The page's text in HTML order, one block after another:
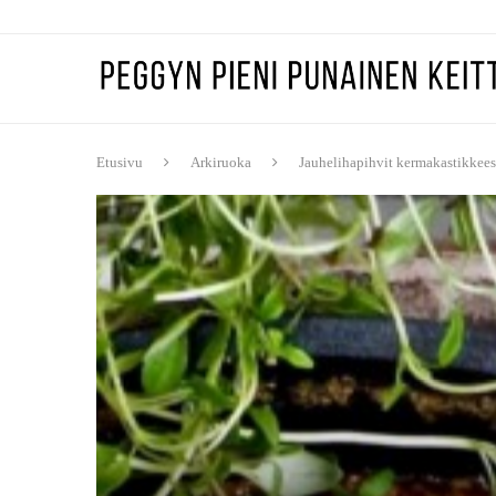
Etusivu Arkiruoka Jauhelihapihvit